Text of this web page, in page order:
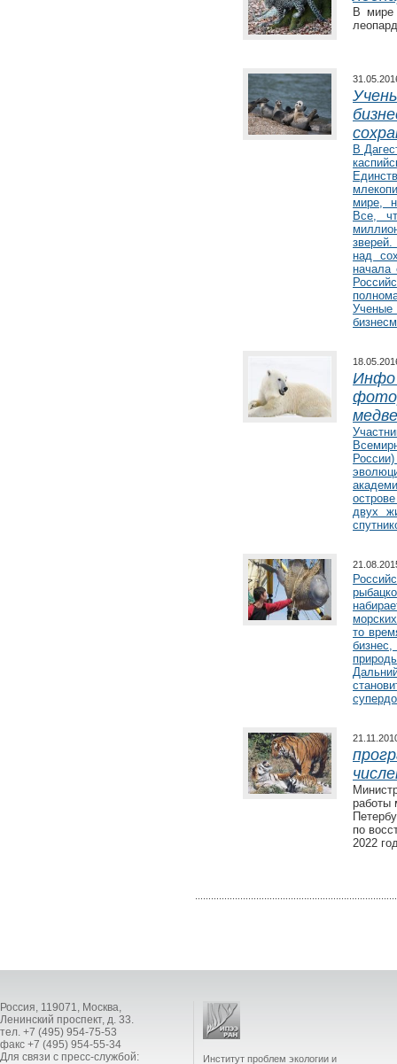
В мире
В
мире,
Все,
над
начала
Ученые
Инфо
двух
то
работы
по
2022
Россия, 119071, Москва,
Ленинский проспект, д. 33.
тел. +7 (495) 954-75-53
факс +7 (495) 954-55-34
Для связи с пресс-службой:
Институт проблем экологии и